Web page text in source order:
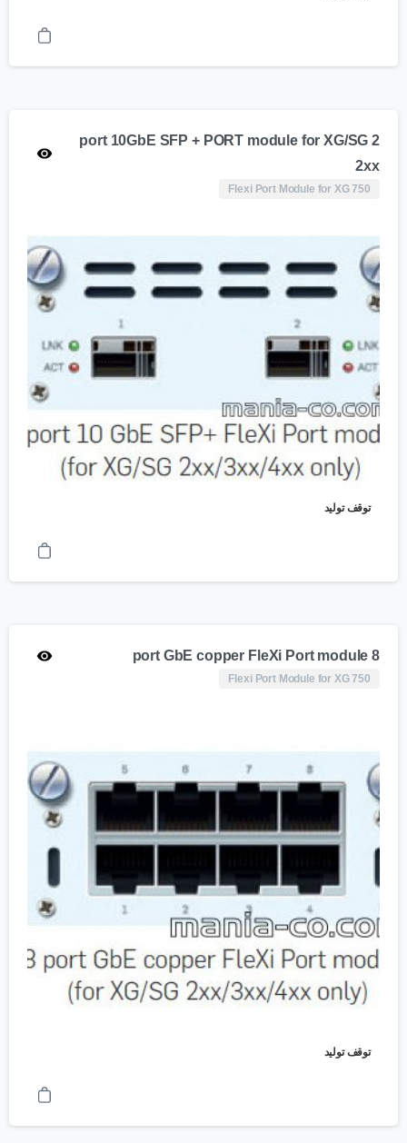
2 port 10GbE SFP + PORT module for XG/SG
2xx
Flexi Port Module for XG 750
توقف تولید
8 port GbE copper FleXi Port module
Flexi Port Module for XG 750
توقف تولید